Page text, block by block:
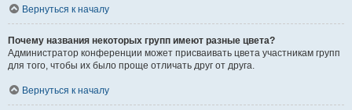
Вернуться к началу
Почему названия некоторых групп имеют разные цвета?
Администратор конференции может присваивать цвета участникам групп
для того, чтобы их было проще отличать друг от друга.
Вернуться к началу